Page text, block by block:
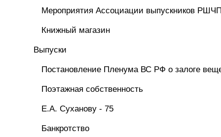
Мероприятия Ассоциации выпускников
Книжный магазин
Выпуски
Постановление Пленума ВС РФ о залоге
Поэтажная собственность
Е.А. Суханову - 75
Банкротство